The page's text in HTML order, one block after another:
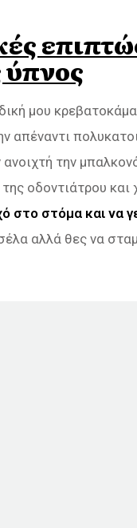
ύπνος
μου
την
της
στο στόμα και να
αλλά θες να